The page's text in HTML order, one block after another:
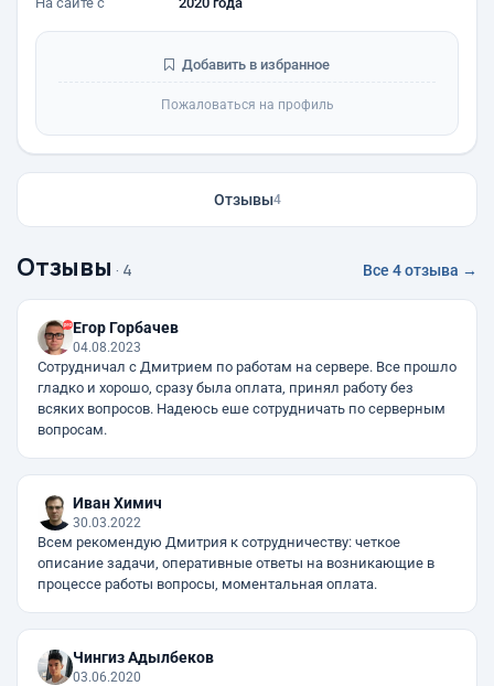
Добавить в избранное
Пожаловаться на профиль
Отзывы4
Отзывы · 4 Все 4 отзыва →
Егор Горбачев
04.08.2023
Сотрудничал с Дмитрием по работам на сервере. Все прошло
гладко и хорошо, сразу была оплата, принял работу без
всяких вопросов. Надеюсь еше сотрудничать по серверным
вопросам.
Иван Химич
30.03.2022
Всем рекомендую Дмитрия к сотрудничеству: четкое
описание задачи, оперативные ответы на возникающие в
процессе работы вопросы, моментальная оплата.
Чингиз Адылбеков
03.06.2020